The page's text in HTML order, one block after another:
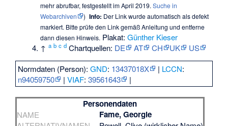
mehr abrufbar, festgestellt im April 2019.Suche in
Webarchiven
) Info: Der Link wurde automatisch als defekt
markiert. Bitte prüfe den Link gemäßAnleitung und entferne
dann diesen Hinweis. Plakat:Günther Kieser
↑a b c d Chartquellen: DE AT CH UK
US
Normdaten (Person):GND: 13437018X | LCCN:
n94059750
|VIAF:39561643 |
Personendaten
NAME Fame, Georgie